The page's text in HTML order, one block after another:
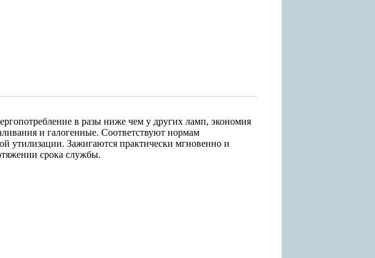
в разы ниже чем у других ламп, экономия
и галогенные. Соответствуют нормам
утилизации. Зажигаются практически мгновенно и
срока службы.